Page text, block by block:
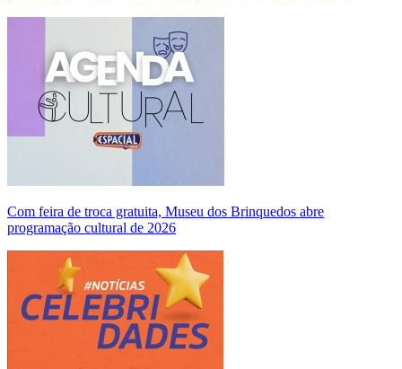
Com feira de troca gratuita, Museu dos Brinquedos abre
programação cultural de 2026